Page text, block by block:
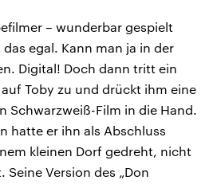
– wunderbar gespielt
egal. Kann man ja in der
Digital! Doch dann tritt ein
Toby zu und drückt ihm eine
Schwarzweiß-Film in die Hand.
hatte er ihn als Abschluss
kleinen Dorf gedreht, nicht
Version des „Don